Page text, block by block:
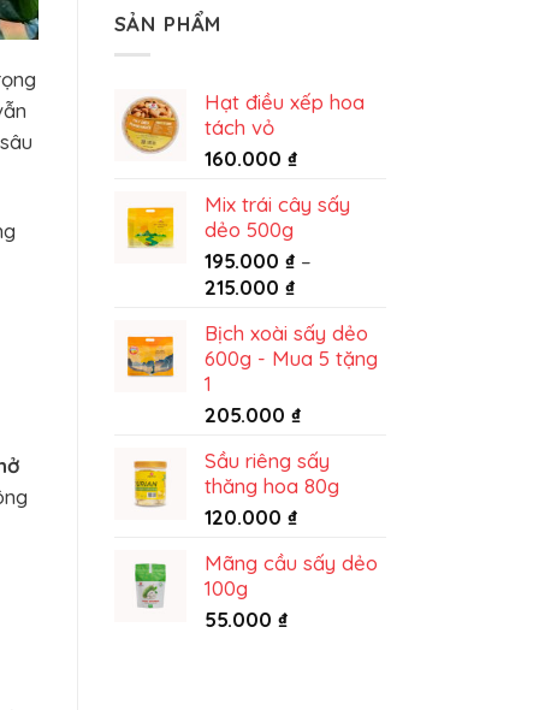
SẢN PHẨM
Hạt điều xếp hoa
tách vỏ
160.000 ₫
Mix trái cây sấy
dẻo 500g
195.000 ₫ –
215.000 ₫Khoảng
từ
195.000 ₫
215.000 ₫
Bịch xoài sấy dẻo
600g - Mua 5 tặng
1
205.000 ₫
Sầu riêng sấy
thăng hoa 80g
120.000 ₫
Mãng cầu sấy dẻo
100g
55.000 ₫